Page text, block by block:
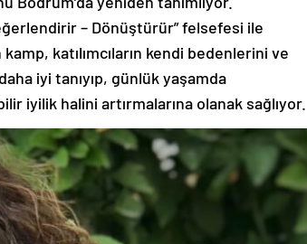
– Dönüştürür” felsefesi ile
katılımcıların kendi bedenlerini ve
iyi tanıyıp, günlük yaşamda
iyilik halini artırmalarına olanak sağlıyor.